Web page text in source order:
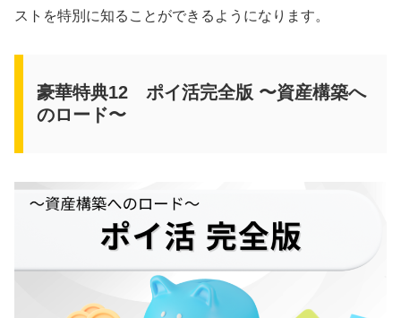
ストを特別に知ることができるようになります。
豪華特典12 ポイ活完全版 〜資産構築へ
のロード〜